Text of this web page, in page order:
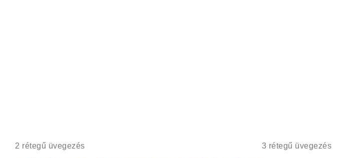
2 rétegű üvegezés 3 rétegű üvegezés